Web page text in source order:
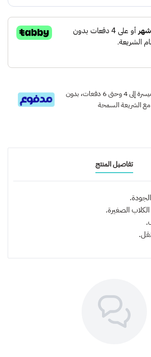
قسم دفعاتك بطريقة ميسرة إلى 4 وحتى 6 دفعات، بدون
مع الشريعة السمحة
تفاصيل المنتج
الصغيرة.